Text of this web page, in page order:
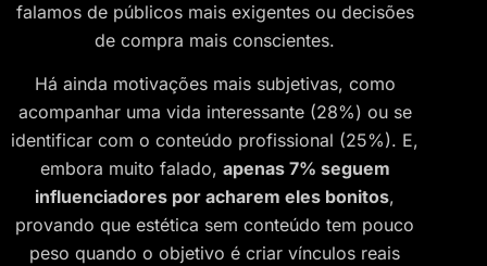
falamos de públicos mais exigentes ou decisões
de compra mais conscientes.
Há ainda motivações mais subjetivas, como
acompanhar uma vida interessante (28%) ou se
identificar com o conteúdo profissional (25%). E,
embora muito falado, apenas 7% seguem
influenciadores por acharem eles bonitos,
provando que estética sem conteúdo tem pouco
peso quando o objetivo é criar vínculos reais